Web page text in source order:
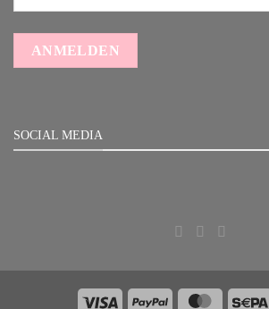
SOCIAL MEDIA
Visa PayPal MasterCard